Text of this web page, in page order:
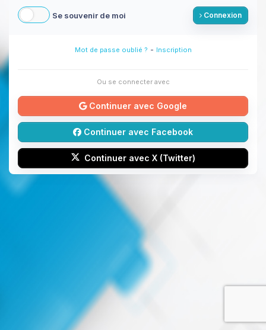
Se souvenir de moi Connexion
Mot de passe oublié ? - Inscription
Ou se connecter avec
Continuer avec Google
Continuer avec Facebook
Continuer avec X (Twitter)